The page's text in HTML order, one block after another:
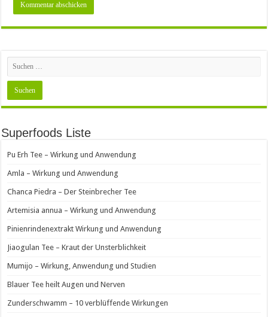
Superfoods Liste
Pu Erh Tee – Wirkung und Anwendung
Amla – Wirkung und Anwendung
Chanca Piedra – Der Steinbrecher Tee
Artemisia annua – Wirkung und Anwendung
Pinienrindenextrakt Wirkung und Anwendung
Jiaogulan Tee – Kraut der Unsterblichkeit
Mumijo – Wirkung, Anwendung und Studien
Blauer Tee heilt Augen und Nerven
Zunderschwamm – 10 verblüffende Wirkungen